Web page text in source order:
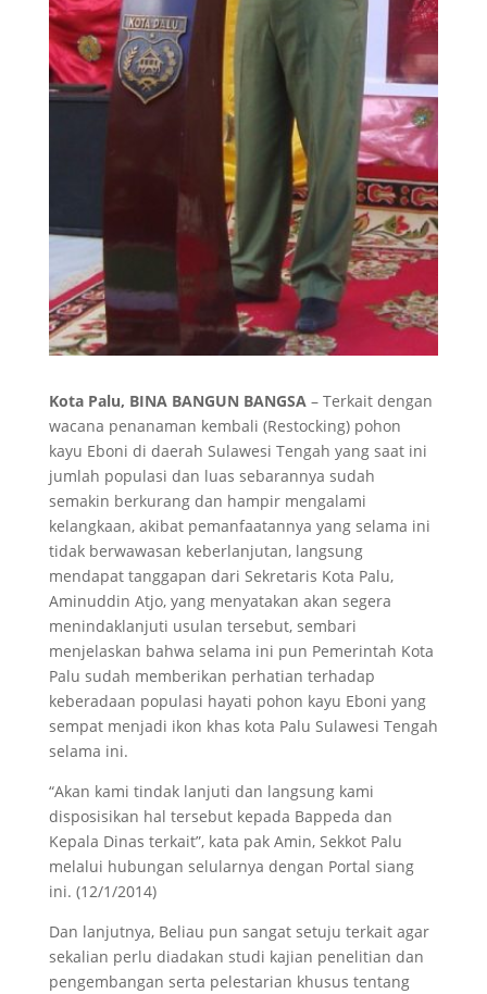
Kota Palu, BINA BANGUN BANGSA – Terkait dengan
wacana penanaman kembali (Restocking) pohon
kayu Eboni di daerah Sulawesi Tengah yang saat ini
jumlah populasi dan luas sebarannya sudah
semakin berkurang dan hampir mengalami
kelangkaan, akibat pemanfaatannya yang selama ini
tidak berwawasan keberlanjutan, langsung
mendapat tanggapan dari Sekretaris Kota Palu,
Aminuddin Atjo, yang menyatakan akan segera
menindaklanjuti usulan tersebut, sembari
menjelaskan bahwa selama ini pun Pemerintah Kota
Palu sudah memberikan perhatian terhadap
keberadaan populasi hayati pohon kayu Eboni yang
sempat menjadi ikon khas kota Palu Sulawesi Tengah
selama ini.
“Akan kami tindak lanjuti dan langsung kami
disposisikan hal tersebut kepada Bappeda dan
Kepala Dinas terkait”, kata pak Amin, Sekkot Palu
melalui hubungan selularnya dengan Portal siang
ini. (12/1/2014)
Dan lanjutnya, Beliau pun sangat setuju terkait agar
sekalian perlu diadakan studi kajian penelitian dan
pengembangan serta pelestarian khusus tentang